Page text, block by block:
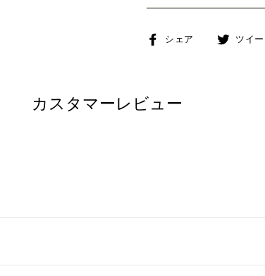
シェア
Facebook
ツイ
カスタマーレビュー